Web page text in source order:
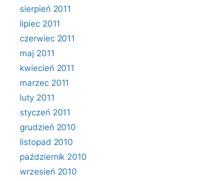
sierpień 2011
lipiec 2011
czerwiec 2011
maj 2011
kwiecień 2011
marzec 2011
luty 2011
styczeń 2011
grudzień 2010
listopad 2010
październik 2010
wrzesień 2010